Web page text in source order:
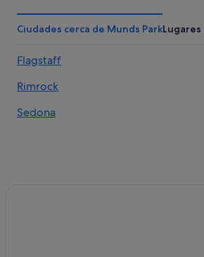
Ciudades cerca de Munds Park
Flagstaff
Rimrock
Sedona